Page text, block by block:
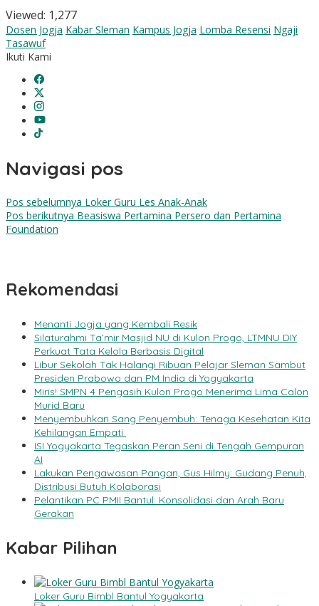
Viewed: 1,277
Dosen Jogja Kabar Sleman Kampus Jogja Lomba Resensi Ngaji
Tasawuf
Ikuti Kami
Navigasi pos
Pos sebelumnya Loker Guru Les Anak-Anak
Pos berikutnya Beasiswa Pertamina Persero dan Pertamina
Foundation
Rekomendasi
Menanti Jogja yang Kembali Resik
Silaturahmi Ta’mir Masjid NU di Kulon Progo, LTMNU DIY
Perkuat Tata Kelola Berbasis Digital
Libur Sekolah Tak Halangi Ribuan Pelajar Sleman Sambut
Presiden Prabowo dan PM India di Yogyakarta
Miris! SMPN 4 Pengasih Kulon Progo Menerima Lima Calon
Murid Baru
Menyembuhkan Sang Penyembuh: Tenaga Kesehatan Kita
Kehilangan Empati
ISI Yogyakarta Tegaskan Peran Seni di Tengah Gempuran
AI
Lakukan Pengawasan Pangan, Gus Hilmy: Gudang Penuh,
Distribusi Butuh Kolaborasi
Pelantikan PC PMII Bantul: Konsolidasi dan Arah Baru
Gerakan
Kabar Pilihan
Loker Guru Bimbl Bantul Yogyakarta